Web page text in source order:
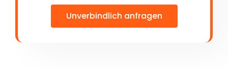
Unverbindlich anfragen